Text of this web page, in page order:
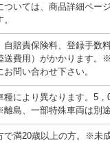
ついては、商品詳細ペー
自賠責保険料、登録手数
送費用）がかかります。
問い合わせ下さい。
種により異なります。5
島、一部特殊車両は別途
で満20歳以上の方。※未